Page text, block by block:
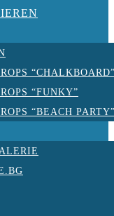
“FUNKY”
“BEACH